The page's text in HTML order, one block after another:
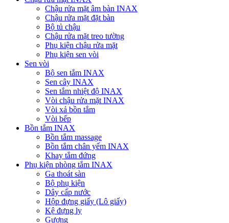
Chậu rửa mặt âm bàn INAX
Chậu rửa mặt đặt bàn
Bộ tủ chậu
Chậu rửa mặt treo tường
Phụ kiện chậu rửa mặt
Phụ kiện sen vòi
Sen vòi
Bộ sen tắm INAX
Sen cây INAX
Sen tắm nhiệt độ INAX
Vòi chậu rửa mặt INAX
Vòi xả bồn tắm
Vòi bếp
Bồn tắm INAX
Bồn tắm massage
Bồn tắm chân yếm INAX
Khay tắm đứng
Phụ kiện phòng tắm INAX
Ga thoát sàn
Bộ phụ kiện
Dây cấp nước
Hộp đựng giấy (Lô giấy)
Kệ đựng ly
Gương